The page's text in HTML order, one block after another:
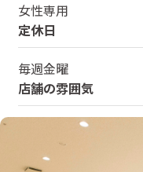
女性専用
定休日
毎週金曜
店舗の雰囲気